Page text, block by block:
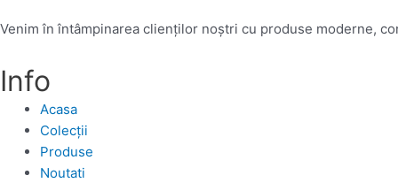
Venim în întâmpinarea clienților noștri cu produse moderne,
Info
Acasa
Colecții
Produse
Noutati